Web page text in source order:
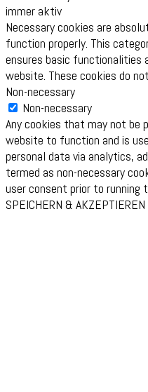
immer aktiv
Necessary cookies are
function properly. This
ensures basic
website. These cookies do
Non-necessary
Non-necessary
Any cookies that may not be
website to function and is
personal data via analytics,
termed as non-necessary
user consent prior to running
SPEICHERN & AKZEPTIEREN